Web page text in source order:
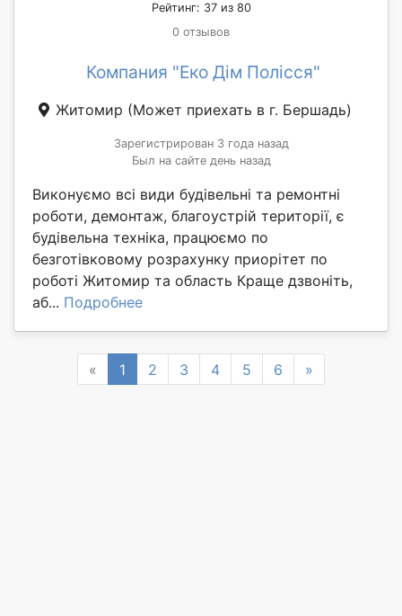
Рейтинг: 37 из 80
0 отзывов
Компания "Еко Дім Полісся"
Житомир (Может приехать в г. Бершадь)
Зарегистрирован 3 года назад
Был на сайте день назад
Виконуємо всі види будівельні та ремонтні
роботи, демонтаж, благоустрій території, є
будівельна техніка, працюємо по
безготівковому розрахунку приорітет по
роботі Житомир та область Краще дзвоніть,
аб... Подробнее
« Previous
1 2 3 4 5 6 »